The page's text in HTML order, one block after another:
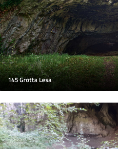
145 Grotta Lesa